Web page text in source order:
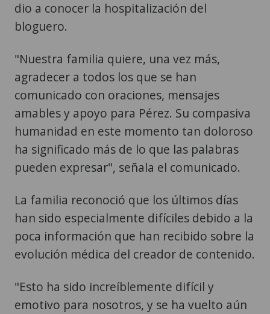
dio a conocer la hospitalización del
bloguero.
"Nuestra familia quiere, una vez más,
agradecer a todos los que se han
comunicado con oraciones, mensajes
amables y apoyo para Pérez. Su compasiva
humanidad en este momento tan doloroso
ha significado más de lo que las palabras
pueden expresar", señala el comunicado.
La familia reconoció que los últimos días
han sido especialmente difíciles debido a la
poca información que han recibido sobre la
evolución médica del creador de contenido.
"Esto ha sido increíblemente difícil y
emotivo para nosotros, y se ha vuelto aún